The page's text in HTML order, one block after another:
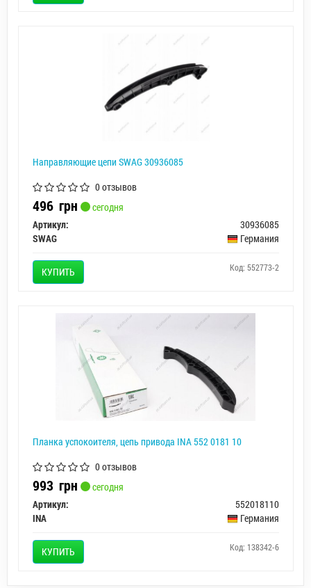
Направляющие цепи SWAG 30936085
0 отзывов
496 грн
сегодня
Артикул:
30936085
SWAG
Германия
КУПИТЬ Код: 552773-2
Планка успокоителя, цепь привода INA 552 0181 10
0 отзывов
993 грн
сегодня
Артикул:
552018110
INA
Германия
КУПИТЬ Код: 138342-6